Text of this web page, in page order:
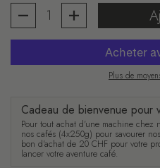
Quantité
Plus de
Cadeau de bienvenue pour
Pour tout achat d'une machine chez
nos cafés (4x250g) pour savourer
bon d'achat de 20 CHF pour votre
lancer votre aventure café.